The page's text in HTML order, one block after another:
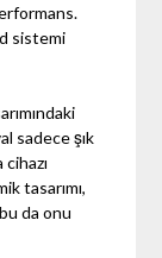
sistemi
sadece şık
tasarımı,
da onu